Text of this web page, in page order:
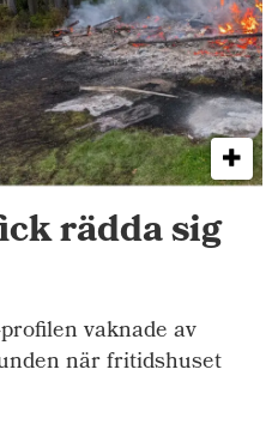
rädda sig
vaknade av
när fritidshuset